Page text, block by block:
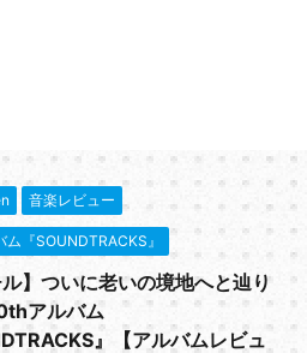
音楽レビュー
『SOUNDTRACKS』
ル】ついに老いの境地へと辿り
アルバム
』【アルバムレビュ